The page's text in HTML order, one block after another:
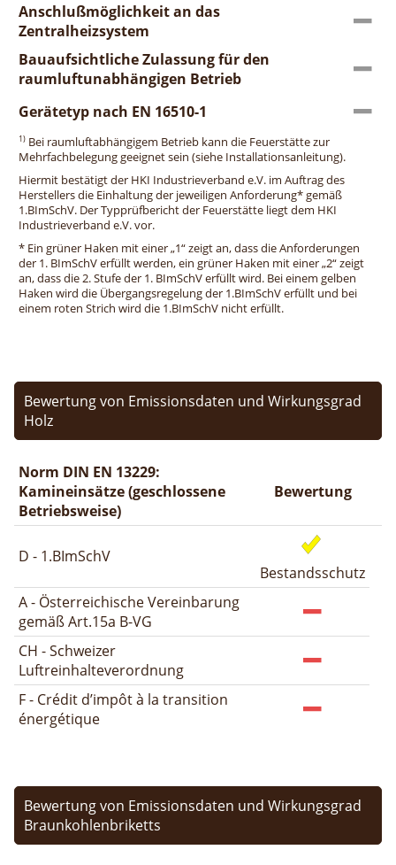
Anschlußmöglichkeit an das
Zentralheizsystem
Bauaufsichtliche Zulassung für den
raumluftunabhängigen Betrieb
Gerätetyp nach EN 16510-1
1) Bei raumluftabhängigem Betrieb kann die Feuerstätte zur
Mehrfachbelegung geeignet sein (siehe Installationsanleitung).
Hiermit bestätigt der HKI Industrieverband e.V. im Auftrag des
Herstellers die Einhaltung der jeweiligen Anforderung* gemäß
1.BImSchV. Der Typprüfbericht der Feuerstätte liegt dem HKI
Industrieverband e.V. vor.
* Ein grüner Haken mit einer „1“ zeigt an, dass die Anforderungen
der 1. BImSchV erfüllt werden, ein grüner Haken mit einer „2“ zeigt
an, dass die 2. Stufe der 1. BImSchV erfüllt wird. Bei einem gelben
Haken wird die Übergangsregelung der 1.BImSchV erfüllt und bei
einem roten Strich wird die 1.BImSchV nicht erfüllt.
Bewertung von Emissionsdaten und Wirkungsgrad
Holz
Norm DIN EN 13229:
Kamineinsätze (geschlossene
Betriebsweise)
Bewertung
D - 1.BImSchV
Bestandsschutz
A - Österreichische Vereinbarung
gemäß Art.15a B-VG
CH - Schweizer
Luftreinhalteverordnung
F - Crédit d’impôt à la transition
énergétique
Bewertung von Emissionsdaten und Wirkungsgrad
Braunkohlenbriketts